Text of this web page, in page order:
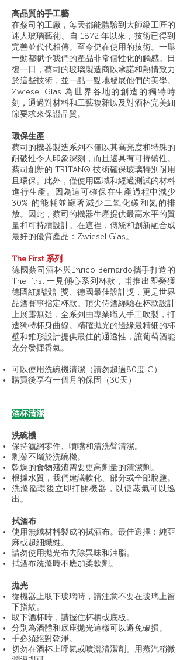
高品質的手工藝
在蔡司的工廠，每天都能體驗到大師級工匠的
迷人玻璃藝術。自 1872 年以來，技術已得到
完善並代代相傳。至今仍在使用的技術。一舉
一動都賦予我們的產品非常個性化的觸感。日
復一日，蔡司的玻璃製造商以承諾和熱情致力
於這些技術，並一點一點地發展他們的美學。
Zwiesel Glas 為世界各地的創造的獨特時
刻，通過對材料和工藝複雜以及對酒杯完美細
節要求來保證品質。
環保生產
蔡司的機器製造系列不僅以其高亮度和特殊的
耐破性令人印象深刻，而且還具有可持續性。
蔡司創新的 TRITAN® 技術確保玻璃特別耐用
且環保。此外，僅使用區域和經過測試的材料
進行生產。因為這可確保在生產過程中減少
30% 的能耗並顯著減少二氧化碳和氮的排
放。因此，蔡司的機器生產提供最高水平的質
量和可持續設計。在這裡，傳統和創新融合成
最好的優質產品：Zwiesel Glas。
The First 系列
德國蔡司酒杯與Enrico Bernardo攜手打造的
The First 一見傾心系列杯款，甫推出即榮獲
德國紅點設計獎、德國最佳設計獎，更是世界
品酒賽事指定杯款。頂尖侍酒經驗在杯款設計
上展露無疑，全系列由專業職人手工吹製，打
造獨特杯身曲線。精確抛光的邊緣最精細的杯
壁和錐形設計提供最佳的通透性，讓葡萄酒能
充分發揮香氣。
可以使用洗碗機清潔（請勿超過80度 C）
購買後享有一個月的保固（30天）
酒杯清潔
洗碗機
保持濾網零件、噴嘴和清洗臂清潔。
剩菜不屬於洗碗機。
乾燥的食物殘渣需要更高劑量的清潔劑。
根據水質，我們建議軟化、部分或全部脫鹽。
洗滌循環後立即打開機器，以便蒸氣可以逸
出。
拭酒布
使用無絨材料製成的拭酒布。最佳選擇：純亞
麻或超細纖維。
請勿使用拋光布去除異味和油脂。
拭酒布洗滌時不應加柔軟劑。
拋光
從機器上取下玻璃時，請注意不要在玻璃上留
下指紋。
取下酒杯時，請握住杯柄或底板。
分別為酒體和底座拋光這樣可以避免破損。
手必須絕對乾淨。
切勿在酒杯上呼氣或噴灑清潔劑。用蒸汽稍微